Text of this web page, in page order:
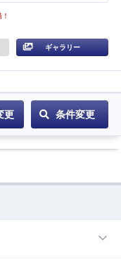
ギャラリー
更 条件変更